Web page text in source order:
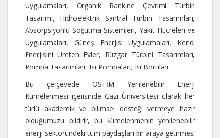
Uygulamaları, Organik Rankine Çevrimi Türbin
Tasarımı, Hidroelektrik Santral Türbin Tasarımları,
Absorpsiyonlu Soğutma Sistemleri, Yakıt Hücreleri ve
Uygulamaları, Güneş Enerjisi Uygulamaları, Kendi
Enerjisini Üreten Evler, Rüzgar Türbini Tasarımları,
Pompa Tasarımları, Isı Pompaları, Isı Boruları.
Bu çerçevede OSTİM Yenilenebilir Enerji
Kümelenmesi içerisinde Gazi Üniversitesi olarak her
türlü akademik ve bilimsel desteği vermeye hazır
olduğumuzu bildirir, bu kümelenmenin yenilenebilir
enerji sektöründeki tüm paydaşları bir araya getirmesi